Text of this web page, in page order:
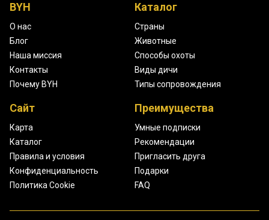
BYH
О нас
Блог
Наша миссия
Контакты
Почему BYH
Каталог
Страны
Животные
Способы охоты
Виды дичи
Типы сопровождения
Сайт
Карта
Каталог
Правила и условия
Конфиденциальность
Политика Cookie
Преимущества
Умные подписки
Рекомендации
Пригласить друга
Подарки
FAQ